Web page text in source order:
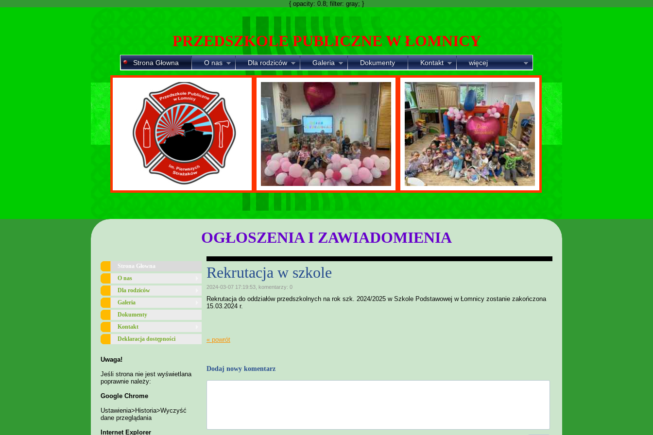
{ opacity: 0.8; filter: gray; }
PRZEDSZKOLE PUBLICZNE W ŁOMNICY
Strona Głowna O nas Dla rodziców Galeria Dokumenty Kontakt więcej
OGŁOSZENIA I ZAWIADOMIENIA
Strona Głowna
O nas
Dla rodziców
Galeria
Dokumenty
Kontakt
Deklaracja dostępności
Uwaga!
Jeśli strona nie jest wyświetlana
poprawnie należy:
Google Chrome
Ustawienia>Historia>Wyczyść
dane przeglądania
Internet Explorer
Rekrutacja w szkole
2024-03-07 17:19:53, komentarzy: 0
Rekrutacja do oddziałów przedszkolnych na rok szk. 2024/2025 w Szkole Podstawowej w Łomnicy zostanie zakończona
15.03.2024 r.
« powrót
Dodaj nowy komentarz